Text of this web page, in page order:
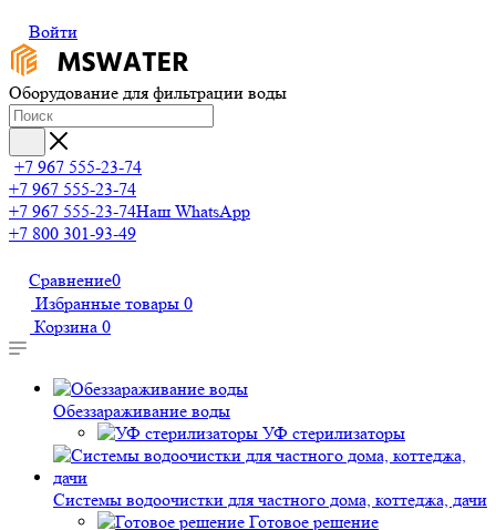
Войти
Оборудование для фильтрации воды
+7 967 555-23-74
+7 967 555-23-74
+7 967 555-23-74Наш WhatsApp
+7 800 301-93-49
Сравнение0
Избранные товары 0
Корзина 0
Обеззараживание воды
УФ стерилизаторы
Системы водоочистки для частного дома, коттеджа, дачи
Готовое решение